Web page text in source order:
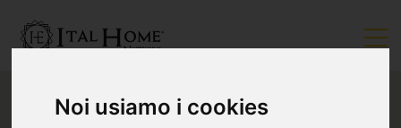
Noi usiamo i cookies